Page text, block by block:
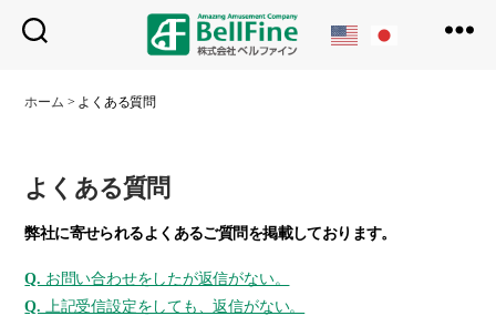
ホーム > よくある質問
よくある質問
弊社に寄せられるよくあるご質問を掲載しております。
Q. お問い合わせをしたが返信がない。
Q. 上記受信設定をしても、返信がない。